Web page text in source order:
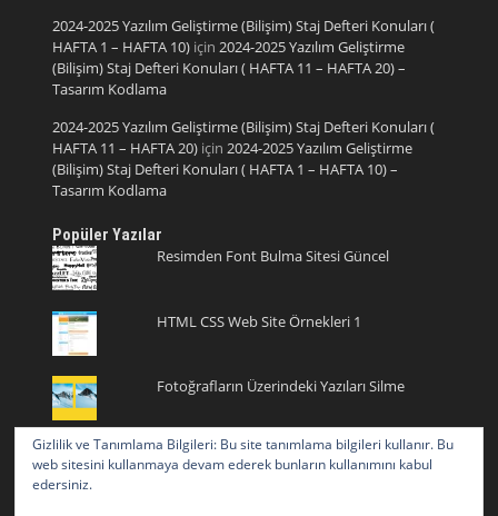
2024-2025 Yazılım Geliştirme (Bilişim) Staj Defteri Konuları (
HAFTA 1 – HAFTA 10)için 2024-2025 Yazılım Geliştirme
(Bilişim) Staj Defteri Konuları ( HAFTA 11 – HAFTA 20) –
Tasarım Kodlama
2024-2025 Yazılım Geliştirme (Bilişim) Staj Defteri Konuları (
HAFTA 11 – HAFTA 20)için 2024-2025 Yazılım Geliştirme
(Bilişim) Staj Defteri Konuları ( HAFTA 1 – HAFTA 10) –
Tasarım Kodlama
Popüler Yazılar
Resimden Font Bulma Sitesi Güncel
HTML CSS Web Site Örnekleri 1
Fotoğrafların Üzerindeki Yazıları Silme
Onay İşareti ve Onay Emojisi ✅ ✓ ✔️ Tik
İşareti
Gizlilik ve Tanımlama Bilgileri: Bu site tanımlama bilgileri kullanır. Bu
web sitesini kullanmaya devam ederek bunların kullanımını kabul
edersiniz.